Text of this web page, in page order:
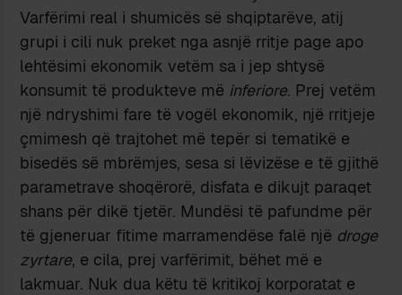
Varfërimi real i shumicës së shqiptarëve, atij
grupi i cili nuk preket nga asnjë rritje page apo
lehtësimi ekonomik vetëm sa i jep shtysë
konsumit të produkteve më inferiore. Prej vetëm
një ndryshimi fare të vogël ekonomik, një rritjeje
çmimesh që trajtohet më tepër si tematikë e
bisedës së mbrëmjes, sesa si lëvizëse e të gjithë
parametrave shoqërorë, disfata e dikujt paraqet
shans për dikë tjetër. Mundësi të pafundme për
të gjeneruar fitime marramendëse falë një droge
zyrtare, e cila, prej varfërimit, bëhet më e
lakmuar. Nuk dua këtu të kritikoj korporatat e